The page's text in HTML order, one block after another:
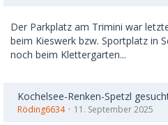
Der Parkplatz am Trimini war
beim Kieswerk bzw. Sportplatz in
noch beim Klettergarten...
Kochelsee-Renken-Spetzl
Röding6634 11. September 2025